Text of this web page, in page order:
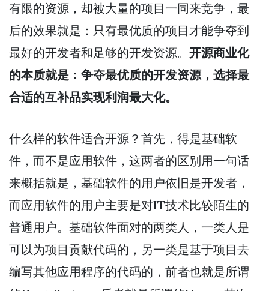
有限的资源，却被大量的项目一同来竞争，最
后的效果就是：只有最优质的项目才能争夺到
最好的开发者和足够的开发资源。 开源商业化
的本质就是：争夺最优质的开发资源，选择最
合适的互补品实现利润最大化。
什么样的软件适合开源？首先，得是基础软
件，而不是应用软件，这两者的区别用一句话
来概括就是，基础软件的用户依旧是开发者，
而应用软件的用户主要是对IT技术比较陌生的
普通用户。基础软件面对的两类人，一类人是
可以为项目贡献代码的，另一类是基于项目去
编写其他应用程序的代码的，前者也就是所谓